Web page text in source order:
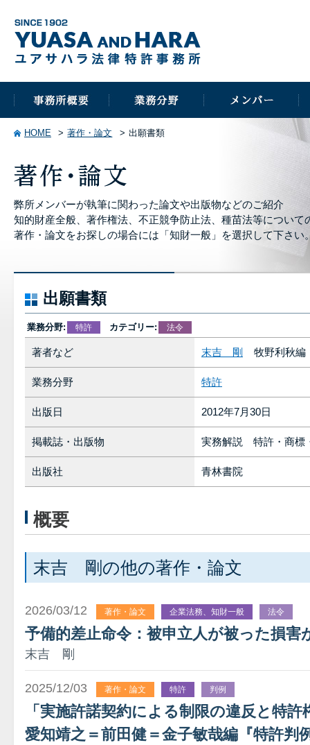
HOME 著作・論文 出願書類
弊所メンバーが執筆に関わった論文や出版物などのご紹介
知的財産全般、著作権法、不正競争防止法、種苗法等について
著作・論文をお探しの場合には「知財一般」を選択して下さい
出願書類
業務分野: 特許 カテゴリー: 法令
著者など 末吉 剛 牧野利秋編
業務分野 特許
出版日 2012年7月30日
掲載誌・出版物 実務解説 特許・商標
出版社 青林書院
概要
末吉 剛の他の著作・論文
2026/03/12 著作・論文 企業法務、知財一般 法令
予備的差止命令：被申立人が被った損
末吉 剛
2025/12/03 著作・論文 特許 判例
「実施許諾契約による制限の違反と特
愛知靖之＝前田健＝金子敏哉編『特許判